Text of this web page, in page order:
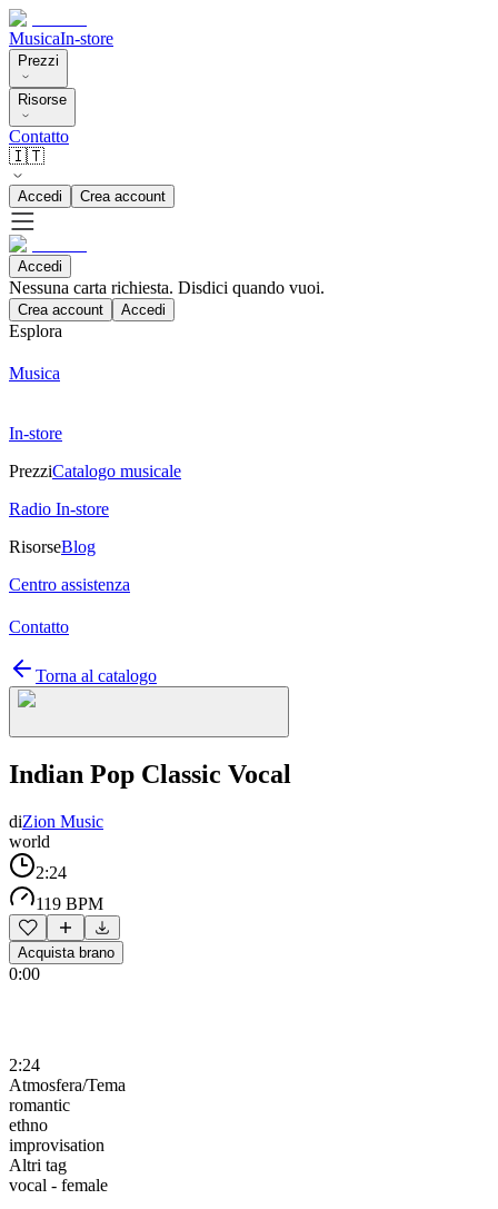
MusicaIn-store
Prezzi
Risorse
Contatto
🇮🇹
Accedi Crea account
Accedi
Nessuna carta richiesta. Disdici quando vuoi.
Crea account Accedi
Esplora
Musica
In-store
PrezziCatalogo musicale
Radio In-store
RisorseBlog
Centro assistenza
Contatto
Torna al catalogo
Indian Pop Classic Vocal
diZion Music
world
2:24
119 BPM
Acquista brano
0:00
2:24
Atmosfera/Tema
romantic
ethno
improvisation
Altri tag
vocal - female